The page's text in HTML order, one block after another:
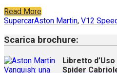
Read More
SupercarAston Martin, V12
Scarica brochure:
Libretto
Spider